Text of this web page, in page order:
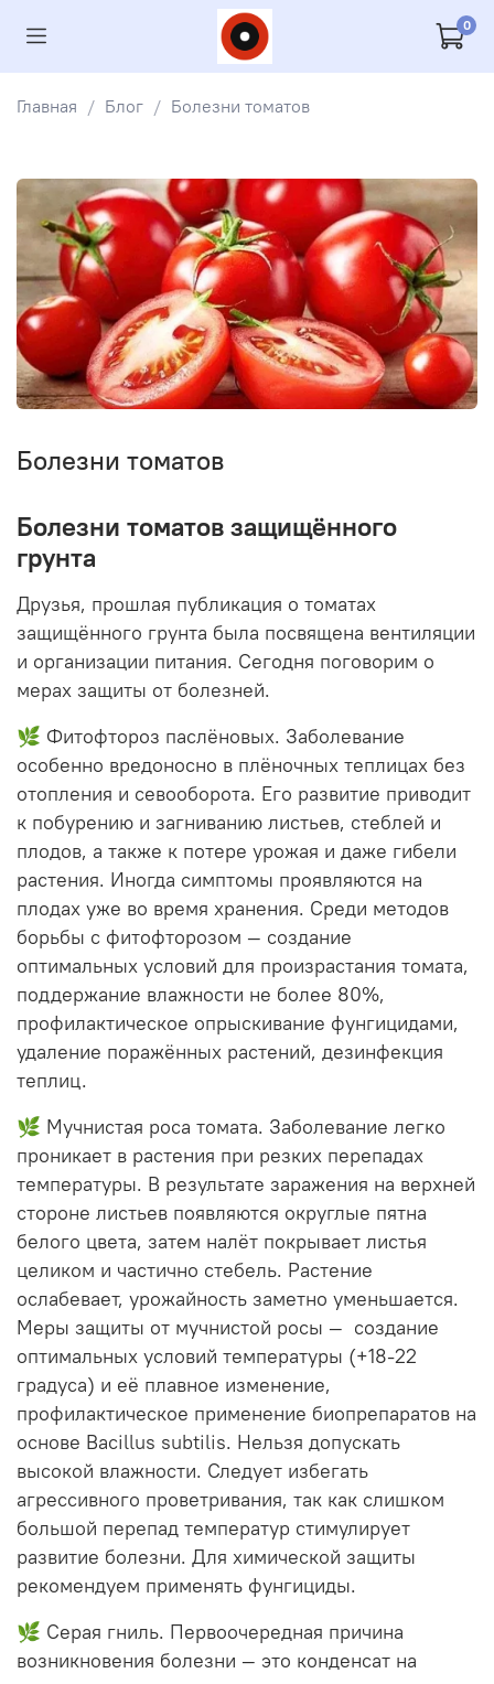
0
Главная Блог Болезни томатов
Болезни томатов
Болезни томатов защищённого
грунта
Друзья, прошлая публикация о томатах
защищённого грунта была посвящена вентиляции
и организации питания. Сегодня поговорим о
мерах защиты от болезней.
🌿 Фитофтороз паслёновых. Заболевание
особенно вредоносно в плёночных теплицах без
отопления и севооборота. Его развитие приводит
к побурению и загниванию листьев, стеблей и
плодов, а также к потере урожая и даже гибели
растения. Иногда симптомы проявляются на
плодах уже во время хранения. Среди методов
борьбы с фитофторозом — создание
оптимальных условий для произрастания томата,
поддержание влажности не более 80%,
профилактическое опрыскивание фунгицидами,
удаление поражённых растений, дезинфекция
теплиц.
🌿 Мучнистая роса томата. Заболевание легко
проникает в растения при резких перепадах
температуры. В результате заражения на верхней
стороне листьев появляются округлые пятна
белого цвета, затем налёт покрывает листья
целиком и частично стебель. Растение
ослабевает, урожайность заметно уменьшается.
Меры защиты от мучнистой росы — создание
оптимальных условий температуры (+18-22
градуса) и её плавное изменение,
профилактическое применение биопрепаратов на
основе Bacillus subtilis. Нельзя допускать
высокой влажности. Следует избегать
агрессивного проветривания, так как слишком
большой перепад температур стимулирует
развитие болезни. Для химической защиты
рекомендуем применять фунгициды.
🌿 Серая гниль. Первоочередная причина
возникновения болезни — это конденсат на